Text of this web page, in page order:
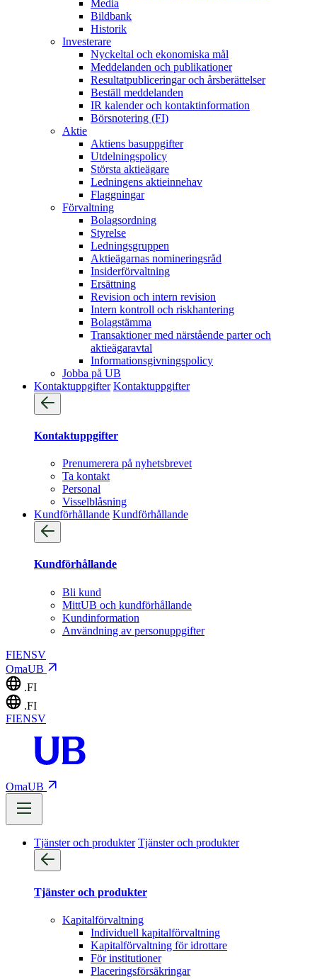
Media
Bildbank
Historik
Investerare
Nyckeltal och ekonomiska mål
Meddelanden och publikationer
Resultatpubliceringar och årsberättelser
Beställ meddelanden
IR kalender och kontaktinformation
Börsnotering (FI)
Aktie
Aktiens basuppgifter
Utdelningspolicy
Största aktieägare
Ledningens aktieinnehav
Flaggningar
Förvaltning
Bolagsordning
Styrelse
Ledningsgruppen
Aktieägarnas nomineringsråd
Insiderförvaltning
Ersättning
Revision och intern revision
Intern kontroll och riskhantering
Bolagstämma
Transaktioner med närstående parter och
aktieägaravtal
Informationsgivningspolicy
Jobba på UB
Kontaktuppgifter Kontaktuppgifter
Kontaktuppgifter
Prenumerera på nyhetsbrevet
Ta kontakt
Personal
Visselblåsning
Kundförhållande Kundförhållande
Kundförhållande
Bli kund
MittUB och kundförhållande
Kundinformation
Användning av personuppgifter
FIENSV
OmaUB
.FI
.FI
FIENSV
OmaUB
Tjänster och produkter Tjänster och produkter
Tjänster och produkter
Kapitalförvaltning
Individuell kapitalförvaltning
Kapitalförvaltning för idrottare
För institutioner
Placeringsförsäkringar